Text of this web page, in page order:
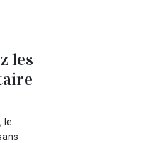
les
le